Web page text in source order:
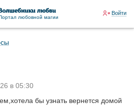
любовной магии
Войти
в 05:30
бы узнать вернется домой